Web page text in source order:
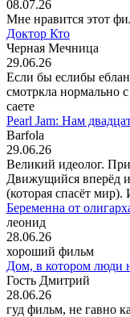
08.07.26
Мне нравится этот
Доктор Кто
Черная Мечница
29.06.26
Если бы еслибы
смотркла нормально
саете
Pearl Jam: Нам
Barfola
29.06.26
Великий идеолог.
Движущийся вперёд и
(которая спасёт
Беременна от
леонид
28.06.26
хороший фильм
Дом, в котором люди
Гость Дмитрий
28.06.26
гуд фильм, не гавно